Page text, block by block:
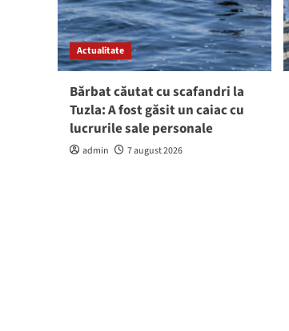
Actualitate
Bărbat căutat cu scafandri la
Tuzla: A fost găsit un caiac cu
lucrurile sale personale
admin 7 august 2026